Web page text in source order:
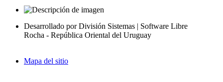
Desarrollado por División Sistemas | Software Libre
Rocha - República Oriental del Uruguay
Mapa del sitio